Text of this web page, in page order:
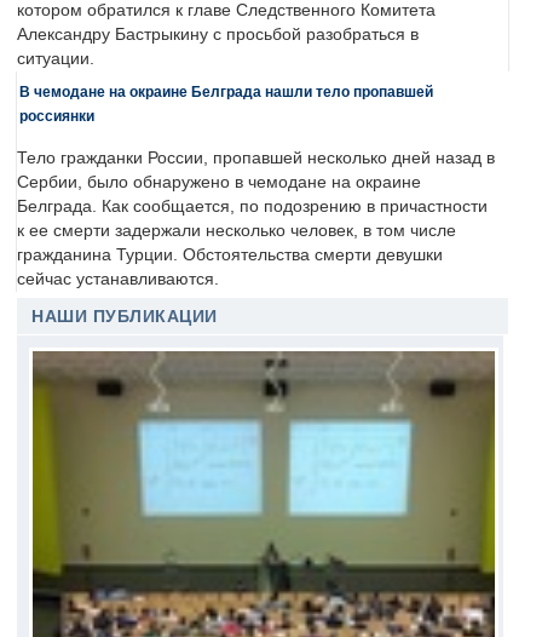
котором обратился к главе Следственного Комитета
Александру Бастрыкину с просьбой разобраться в
ситуации.
В чемодане на окраине Белграда нашли тело пропавшей
россиянки
Тело гражданки России, пропавшей несколько дней назад в
Сербии, было обнаружено в чемодане на окраине
Белграда. Как сообщается, по подозрению в причастности
к ее смерти задержали несколько человек, в том числе
гражданина Турции. Обстоятельства смерти девушки
сейчас устанавливаются.
НАШИ ПУБЛИКАЦИИ